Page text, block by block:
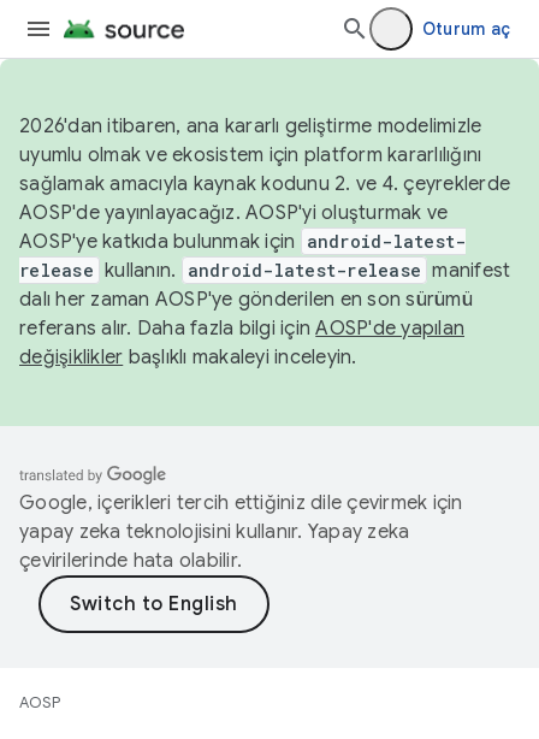
Oturum aç
2026'dan itibaren, ana kararlı geliştirme modelimizle
uyumlu olmak ve ekosistem için platform kararlılığını
sağlamak amacıyla kaynak kodunu 2. ve 4. çeyreklerde
AOSP'de yayınlayacağız. AOSP'yi oluşturmak ve
AOSP'ye katkıda bulunmak için
android-latest-
release kullanın. android-latest-release manifest
dalı her zaman AOSP'ye gönderilen en son sürümü
referans alır. Daha fazla bilgi içinAOSP'de yapılan
değişiklikler başlıklı makaleyi inceleyin.
Google, içerikleri tercih ettiğiniz dile çevirmek için
yapay zeka teknolojisini kullanır. Yapay zeka
çevirilerinde hata olabilir.
AOSP